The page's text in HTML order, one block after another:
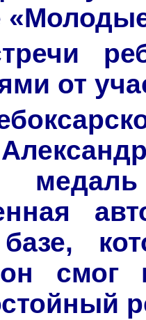
от
базе,
смог